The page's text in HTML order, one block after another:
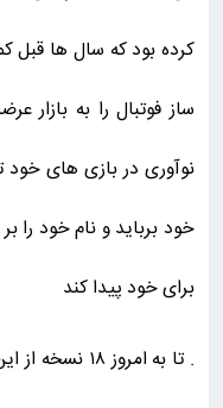
ساز فوتبال را به بازار
نوآوری در بازی های
خود برباید و نام خود را
برای خود پیدا کند
. تا به امروز